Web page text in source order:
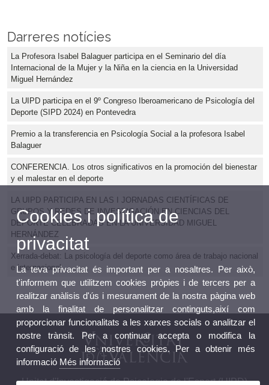
Darreres notícies
La Profesora Isabel Balaguer participa en el Seminario del día
Internacional de la Mujer y la Niña en la ciencia en la Universidad
Miguel Hernández
La UIPD participa en el 9º Congreso Iberoamericano de Psicología del
Deporte (SIPD 2024) en Pontevedra
Premio a la transferencia en Psicología Social a la profesora Isabel
Balaguer
CONFERENCIA. Los otros significativos en la promoción del bienestar
y el malestar en el deporte
LA UIPD PARTICIPA EN LAS I JORNADAS CIENTÍFICAS DE
GRUPOS Y REDES DE INVESTIGACIÓN EN CIENCIAS DEL
DEPORTE CELEBRADAS EN LA UNIVERSIDAD MIGUEL
HERNÁNDEZ
Xerrada-debat: La psicología del deporte como área de trabajo nacional
e internacional
Unitat d'Investigació de Psicologia de l'Esport (UIPD)
Cookies i política de
privacitat
La teva privacitat és important per a nosaltres. Per això,
t'informem que utilitzem cookies pròpies i de tercers per a
realitzar anàlisis d'ús i mesurament de la nostra pàgina web
amb la finalitat de personalitzar continguts,així com
proporcionar funcionalitats a les xarxes socials o analitzar el
nostre trànsit. Per a continuar accepta o modifica la
configuració de les nostres cookies. Per a obtenir més
informació Més informació